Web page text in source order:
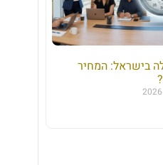
בישראל: המחיר